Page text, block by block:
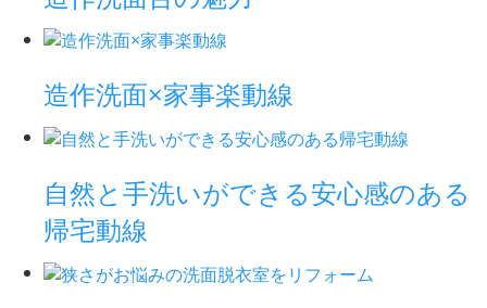
造作洗面×家事楽動線
自然と手洗いができる安心感のある
帰宅動線